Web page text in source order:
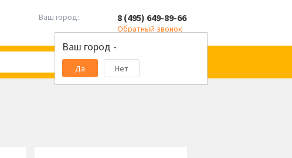
Ваш город:
Ваш город -
Да Нет
8 (495) 649-89-66
Обратный звонок